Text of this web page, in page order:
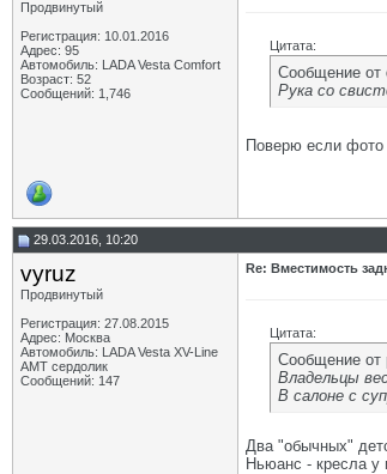
Продвинутый
Регистрация: 10.01.2016
Адрес: 95
Автомобиль: LADA Vesta Сomfort
Возраст: 52
Сообщений: 1,746
Цитата:
Сообщение от
Рука со
Поверю если фото
29.03.2016, 10:20
vyruz
Продвинутый
Регистрация: 27.08.2015
Адрес: Москва
Автомобиль: LADA Vesta XV-Line
AMT сердолик
Сообщений: 147
Re: Вместимость
Цитата:
Сообщение от
Владельцы
В салоне с
Два "обычных"
Ньюанс - кресла у